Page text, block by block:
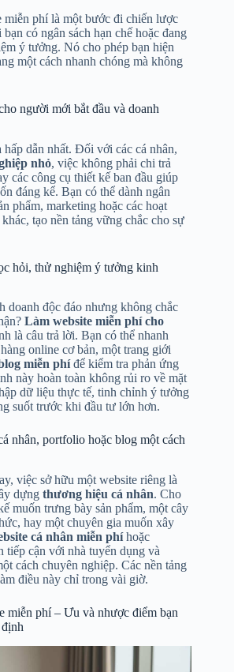
miễn phí là một bước đi chiến lược
có ngân sách hạn chế hoặc đang
ý tưởng. Nó cho phép bạn hiện
một cách nhanh chóng mà không
người mới bắt đầu và doanh
dẫn nhất. Đối với các cá nhân,
nhỏ, việc không phải chi trả
các công cụ thiết kế ban đầu giúp
đáng kể. Bạn có thể dành ngân
phẩm, marketing hoặc các hoạt
tạo nền tảng vững chắc cho sự
hỏi, thử nghiệm ý tưởng kinh
doanh độc đáo nhưng không chắc
Làm website miễn phí cho
là câu trả lời. Bạn có thể nhanh
online cơ bản, một trang giới
miễn phíđể kiểm tra phản ứng
này hoàn toàn không rủi ro về mặt
dữ liệu thực tế, tinh chỉnh ý tưởng
suốt trước khi đầu tư lớn hơn.
nhân, portfolio hoặc blog một cách
việc sở hữu một website riêng là
dựng thương hiệu cá nhân. Cho
muốn trưng bày sản phẩm, một cây
hay một chuyên gia muốn xây
cá nhân miễn phíhoặc
cận với nhà tuyển dụng và
cách chuyên nghiệp. Các nền tảng
điều này chỉ trong vài giờ.
miễn phí – Ưu và nhược điểm bạn